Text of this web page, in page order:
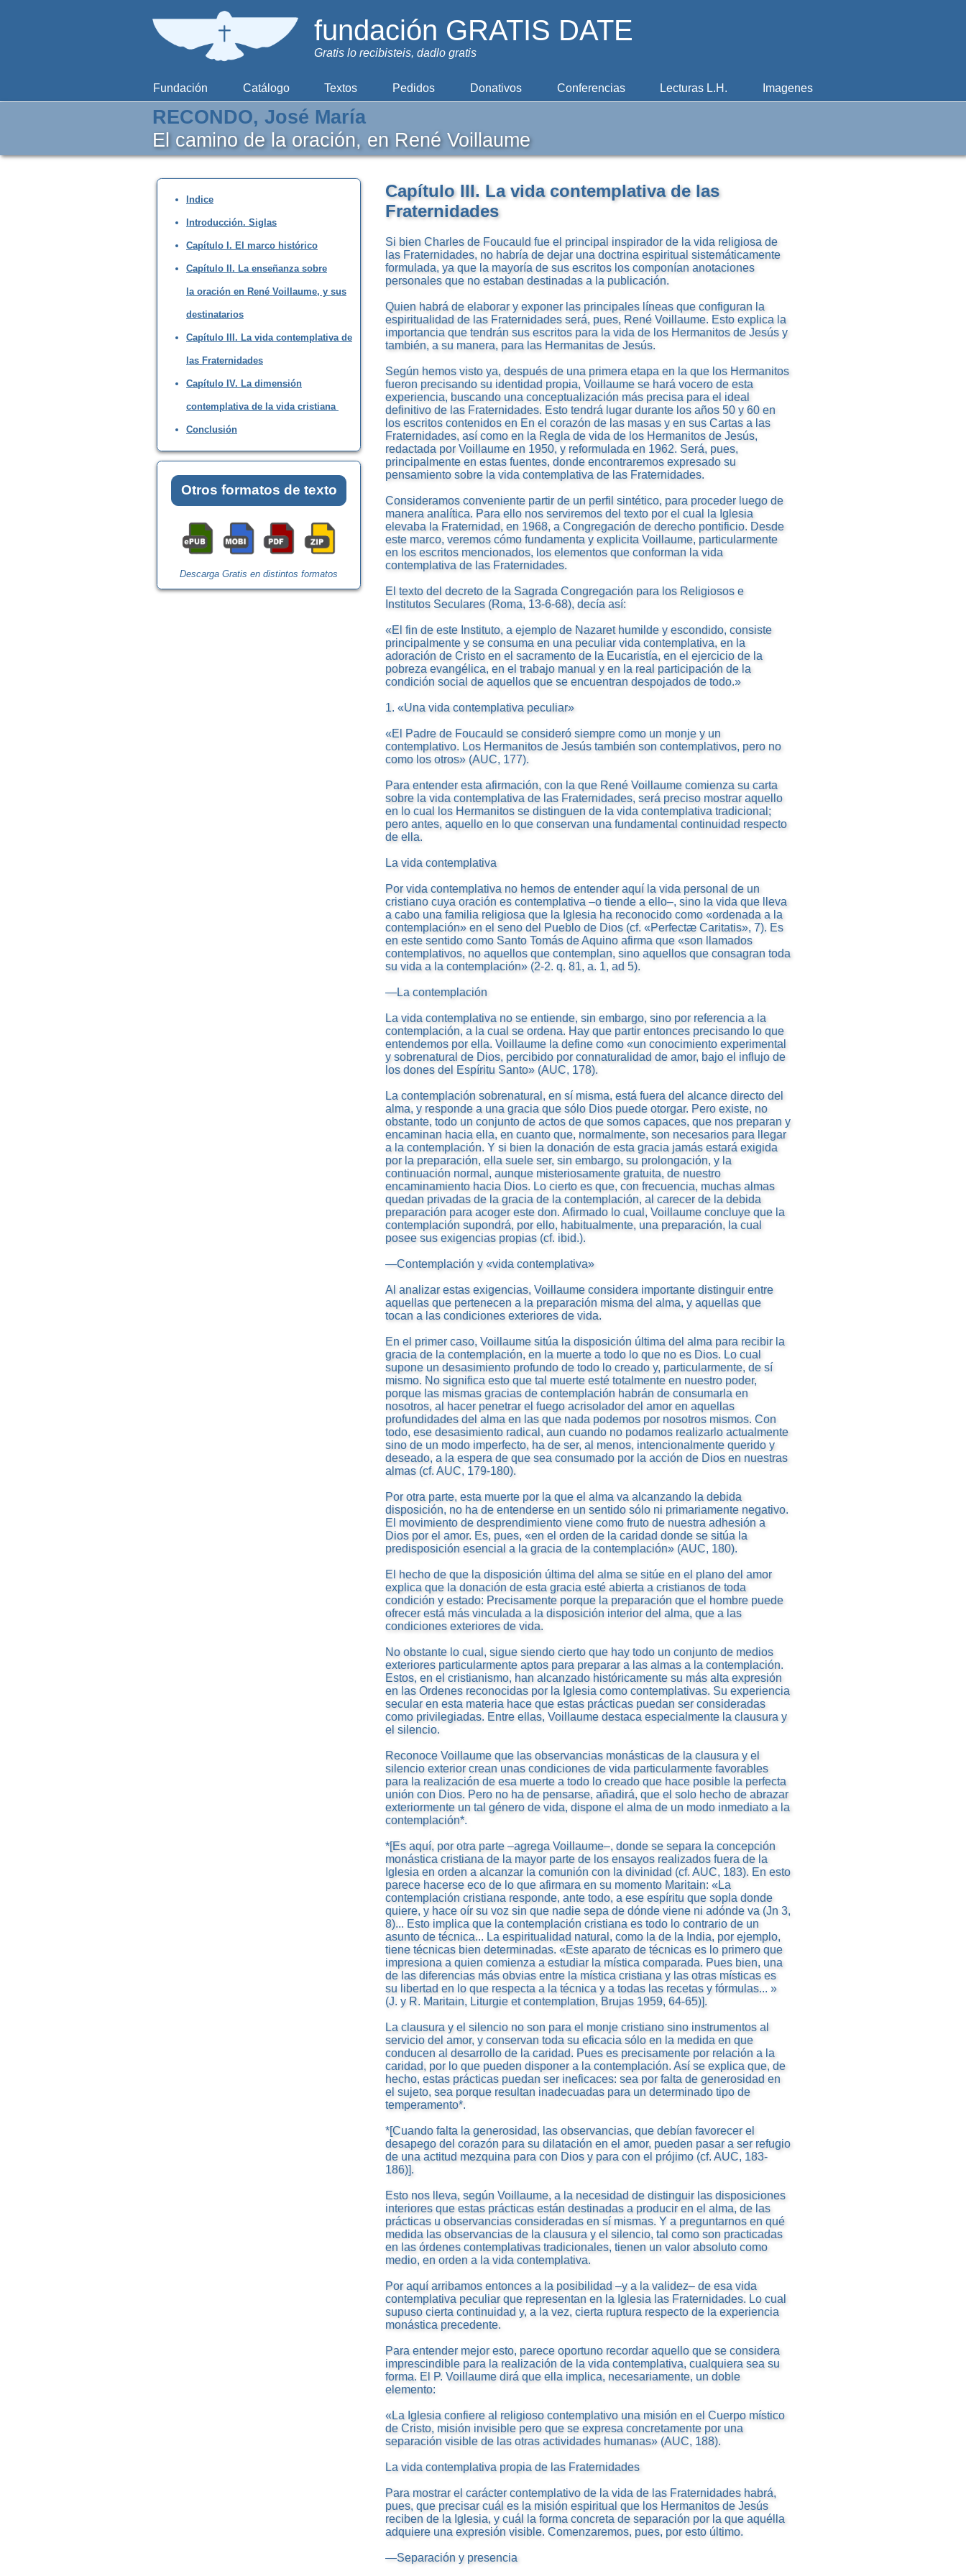
fundación GRATIS DATE
Gratis lo recibisteis, dadlo gratis
Fundación Catálogo Textos Pedidos Donativos Conferencias Lecturas L.H. Imagenes
RECONDO, José María
El camino de la oración, en René Voillaume
Indice
Introducción. Siglas
Capítulo I. El marco histórico
Capítulo II. La enseñanza sobre
la oración en René Voillaume, y sus
destinatarios
Capítulo III. La vida contemplativa de
las Fraternidades
Capítulo IV. La dimensión
contemplativa de la vida cristiana
Conclusión
Otros formatos de texto
Descarga Gratis en distintos formatos
Capítulo III. La vida contemplativa de las
Fraternidades
Si bien Charles de Foucauld fue el principal inspirador de la vida religiosa de
las Fraternidades, no habría de dejar una doctrina espiritual sistemáticamente
formulada, ya que la mayoría de sus escritos los componían anotaciones
personales que no estaban destinadas a la publicación.
Quien habrá de elaborar y exponer las principales líneas que configuran la
espiritualidad de las Fraternidades será, pues, René Voillaume. Esto explica la
importancia que tendrán sus escritos para la vida de los Hermanitos de Jesús y
también, a su manera, para las Hermanitas de Jesús.
Según hemos visto ya, después de una primera etapa en la que los Hermanitos
fueron precisando su identidad propia, Voillaume se hará vocero de esta
experiencia, buscando una conceptualización más precisa para el ideal
definitivo de las Fraternidades. Esto tendrá lugar durante los años 50 y 60 en
los escritos contenidos en En el corazón de las masas y en sus Cartas a las
Fraternidades, así como en la Regla de vida de los Hermanitos de Jesús,
redactada por Voillaume en 1950, y reformulada en 1962. Será, pues,
principalmente en estas fuentes, donde encontraremos expresado su
pensamiento sobre la vida contemplativa de las Fraternidades.
Consideramos conveniente partir de un perfil sintético, para proceder luego de
manera analítica. Para ello nos serviremos del texto por el cual la Iglesia
elevaba la Fraternidad, en 1968, a Congregación de derecho pontificio. Desde
este marco, veremos cómo fundamenta y explicita Voillaume, particularmente
en los escritos mencionados, los elementos que conforman la vida
contemplativa de las Fraternidades.
El texto del decreto de la Sagrada Congregación para los Religiosos e
Institutos Seculares (Roma, 13-6-68), decía así:
«El fin de este Instituto, a ejemplo de Nazaret humilde y escondido, consiste
principalmente y se consuma en una peculiar vida contemplativa, en la
adoración de Cristo en el sacramento de la Eucaristía, en el ejercicio de la
pobreza evangélica, en el trabajo manual y en la real participación de la
condición social de aquellos que se encuentran despojados de todo.»
1. «Una vida contemplativa peculiar»
«El Padre de Foucauld se consideró siempre como un monje y un
contemplativo. Los Hermanitos de Jesús también son contemplativos, pero no
como los otros» (AUC, 177).
Para entender esta afirmación, con la que René Voillaume comienza su carta
sobre la vida contemplativa de las Fraternidades, será preciso mostrar aquello
en lo cual los Hermanitos se distinguen de la vida contemplativa tradicional;
pero antes, aquello en lo que conservan una fundamental continuidad respecto
de ella.
La vida contemplativa
Por vida contemplativa no hemos de entender aquí la vida personal de un
cristiano cuya oración es contemplativa –o tiende a ello–, sino la vida que lleva
a cabo una familia religiosa que la Iglesia ha reconocido como «ordenada a la
contemplación» en el seno del Pueblo de Dios (cf. «Perfectæ Caritatis», 7). Es
en este sentido como Santo Tomás de Aquino afirma que «son llamados
contemplativos, no aquellos que contemplan, sino aquellos que consagran toda
su vida a la contemplación» (2-2. q. 81, a. 1, ad 5).
—La contemplación
La vida contemplativa no se entiende, sin embargo, sino por referencia a la
contemplación, a la cual se ordena. Hay que partir entonces precisando lo que
entendemos por ella. Voillaume la define como «un conocimiento experimental
y sobrenatural de Dios, percibido por connaturalidad de amor, bajo el influjo de
los dones del Espíritu Santo» (AUC, 178).
La contemplación sobrenatural, en sí misma, está fuera del alcance directo del
alma, y responde a una gracia que sólo Dios puede otorgar. Pero existe, no
obstante, todo un conjunto de actos de que somos capaces, que nos preparan y
encaminan hacia ella, en cuanto que, normalmente, son necesarios para llegar
a la contemplación. Y si bien la donación de esta gracia jamás estará exigida
por la preparación, ella suele ser, sin embargo, su prolongación, y la
continuación normal, aunque misteriosamente gratuita, de nuestro
encaminamiento hacia Dios. Lo cierto es que, con frecuencia, muchas almas
quedan privadas de la gracia de la contemplación, al carecer de la debida
preparación para acoger este don. Afirmado lo cual, Voillaume concluye que la
contemplación supondrá, por ello, habitualmente, una preparación, la cual
posee sus exigencias propias (cf. ibid.).
—Contemplación y «vida contemplativa»
Al analizar estas exigencias, Voillaume considera importante distinguir entre
aquellas que pertenecen a la preparación misma del alma, y aquellas que
tocan a las condiciones exteriores de vida.
En el primer caso, Voillaume sitúa la disposición última del alma para recibir la
gracia de la contemplación, en la muerte a todo lo que no es Dios. Lo cual
supone un desasimiento profundo de todo lo creado y, particularmente, de sí
mismo. No significa esto que tal muerte esté totalmente en nuestro poder,
porque las mismas gracias de contemplación habrán de consumarla en
nosotros, al hacer penetrar el fuego acrisolador del amor en aquellas
profundidades del alma en las que nada podemos por nosotros mismos. Con
todo, ese desasimiento radical, aun cuando no podamos realizarlo actualmente
sino de un modo imperfecto, ha de ser, al menos, intencionalmente querido y
deseado, a la espera de que sea consumado por la acción de Dios en nuestras
almas (cf. AUC, 179-180).
Por otra parte, esta muerte por la que el alma va alcanzando la debida
disposición, no ha de entenderse en un sentido sólo ni primariamente negativo.
El movimiento de desprendimiento viene como fruto de nuestra adhesión a
Dios por el amor. Es, pues, «en el orden de la caridad donde se sitúa la
predisposición esencial a la gracia de la contemplación» (AUC, 180).
El hecho de que la disposición última del alma se sitúe en el plano del amor
explica que la donación de esta gracia esté abierta a cristianos de toda
condición y estado: Precisamente porque la preparación que el hombre puede
ofrecer está más vinculada a la disposición interior del alma, que a las
condiciones exteriores de vida.
No obstante lo cual, sigue siendo cierto que hay todo un conjunto de medios
exteriores particularmente aptos para preparar a las almas a la contemplación.
Estos, en el cristianismo, han alcanzado históricamente su más alta expresión
en las Ordenes reconocidas por la Iglesia como contemplativas. Su experiencia
secular en esta materia hace que estas prácticas puedan ser consideradas
como privilegiadas. Entre ellas, Voillaume destaca especialmente la clausura y
el silencio.
Reconoce Voillaume que las observancias monásticas de la clausura y el
silencio exterior crean unas condiciones de vida particularmente favorables
para la realización de esa muerte a todo lo creado que hace posible la perfecta
unión con Dios. Pero no ha de pensarse, añadirá, que el solo hecho de abrazar
exteriormente un tal género de vida, dispone el alma de un modo inmediato a la
contemplación*.
*[Es aquí, por otra parte –agrega Voillaume–, donde se separa la concepción
monástica cristiana de la mayor parte de los ensayos realizados fuera de la
Iglesia en orden a alcanzar la comunión con la divinidad (cf. AUC, 183). En esto
parece hacerse eco de lo que afirmara en su momento Maritain: «La
contemplación cristiana responde, ante todo, a ese espíritu que sopla donde
quiere, y hace oír su voz sin que nadie sepa de dónde viene ni adónde va (Jn 3,
8)... Esto implica que la contemplación cristiana es todo lo contrario de un
asunto de técnica... La espiritualidad natural, como la de la India, por ejemplo,
tiene técnicas bien determinadas. «Este aparato de técnicas es lo primero que
impresiona a quien comienza a estudiar la mística comparada. Pues bien, una
de las diferencias más obvias entre la mística cristiana y las otras místicas es
su libertad en lo que respecta a la técnica y a todas las recetas y fórmulas... »
(J. y R. Maritain, Liturgie et contemplation, Brujas 1959, 64-65)].
La clausura y el silencio no son para el monje cristiano sino instrumentos al
servicio del amor, y conservan toda su eficacia sólo en la medida en que
conducen al desarrollo de la caridad. Pues es precisamente por relación a la
caridad, por lo que pueden disponer a la contemplación. Así se explica que, de
hecho, estas prácticas puedan ser ineficaces: sea por falta de generosidad en
el sujeto, sea porque resultan inadecuadas para un determinado tipo de
temperamento*.
*[Cuando falta la generosidad, las observancias, que debían favorecer el
desapego del corazón para su dilatación en el amor, pueden pasar a ser refugio
de una actitud mezquina para con Dios y para con el prójimo (cf. AUC, 183-
186)].
Esto nos lleva, según Voillaume, a la necesidad de distinguir las disposiciones
interiores que estas prácticas están destinadas a producir en el alma, de las
prácticas u observancias consideradas en sí mismas. Y a preguntarnos en qué
medida las observancias de la clausura y el silencio, tal como son practicadas
en las órdenes contemplativas tradicionales, tienen un valor absoluto como
medio, en orden a la vida contemplativa.
Por aquí arribamos entonces a la posibilidad –y a la validez– de esa vida
contemplativa peculiar que representan en la Iglesia las Fraternidades. Lo cual
supuso cierta continuidad y, a la vez, cierta ruptura respecto de la experiencia
monástica precedente.
Para entender mejor esto, parece oportuno recordar aquello que se considera
imprescindible para la realización de la vida contemplativa, cualquiera sea su
forma. El P. Voillaume dirá que ella implica, necesariamente, un doble
elemento:
«La Iglesia confiere al religioso contemplativo una misión en el Cuerpo místico
de Cristo, misión invisible pero que se expresa concretamente por una
separación visible de las otras actividades humanas» (AUC, 188).
La vida contemplativa propia de las Fraternidades
Para mostrar el carácter contemplativo de la vida de las Fraternidades habrá,
pues, que precisar cuál es la misión espiritual que los Hermanitos de Jesús
reciben de la Iglesia, y cuál la forma concreta de separación por la que aquélla
adquiere una expresión visible. Comenzaremos, pues, por esto último.
—Separación y presencia